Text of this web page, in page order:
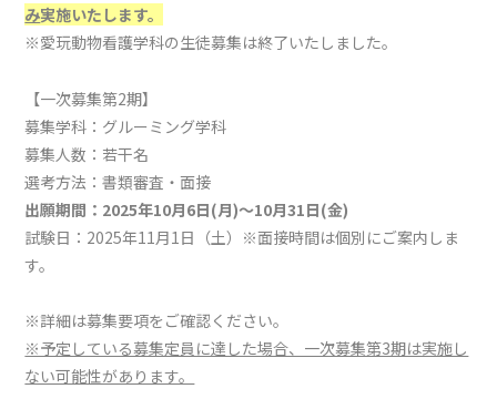
み実施いたします。
※愛玩動物看護学科の生徒募集は終了いたしました。
【一次募集第2期】
募集学科：グルーミング学科
募集人数：若干名
選考方法：書類審査・面接
出願期間：2025年10月6日(月)～10月31日(金)
試験日：2025年11月1日（土）※面接時間は個別にご案内しま
す。
※詳細は募集要項をご確認ください。
※予定している募集定員に達した場合、一次募集第3期は実施し
ない可能性があります。